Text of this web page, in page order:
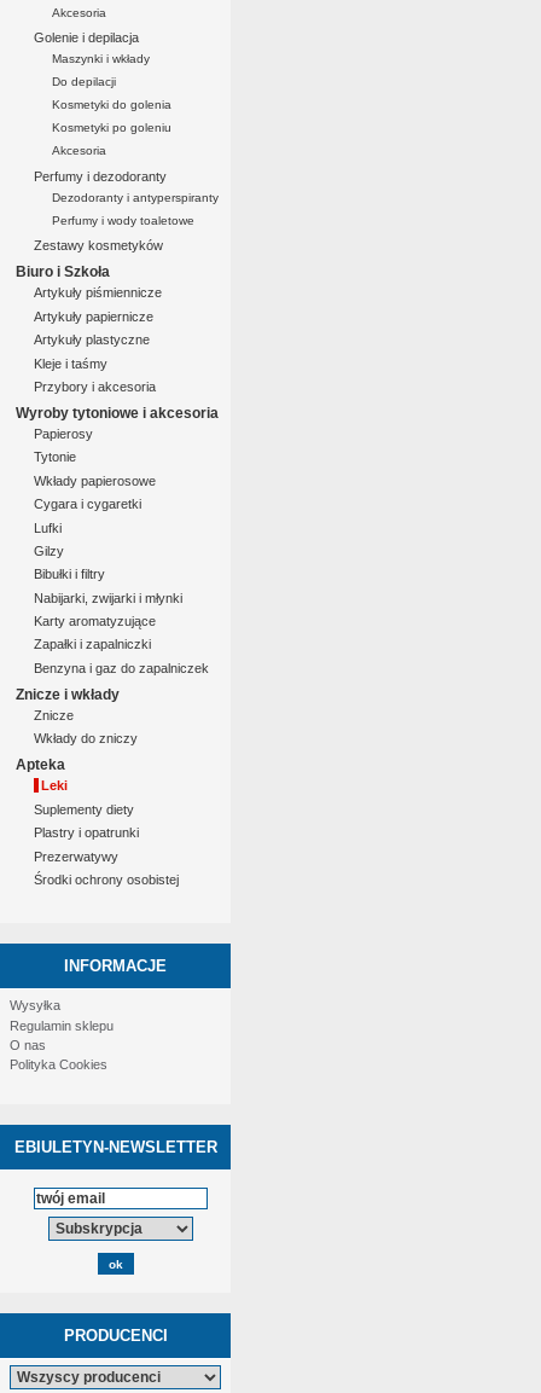
Akcesoria
Golenie i depilacja
Maszynki i wkłady
Do depilacji
Kosmetyki do golenia
Kosmetyki po goleniu
Akcesoria
Perfumy i dezodoranty
Dezodoranty i antyperspiranty
Perfumy i wody toaletowe
Zestawy kosmetyków
Biuro i Szkoła
Artykuły piśmiennicze
Artykuły papiernicze
Artykuły plastyczne
Kleje i taśmy
Przybory i akcesoria
Wyroby tytoniowe i akcesoria
Papierosy
Tytonie
Wkłady papierosowe
Cygara i cygaretki
Lufki
Gilzy
Bibułki i filtry
Nabijarki, zwijarki i młynki
Karty aromatyzujące
Zapałki i zapalniczki
Benzyna i gaz do zapalniczek
Znicze i wkłady
Znicze
Wkłady do zniczy
Apteka
Leki
Suplementy diety
Plastry i opatrunki
Prezerwatywy
Środki ochrony osobistej
INFORMACJE
Wysyłka
Regulamin sklepu
O nas
Polityka Cookies
EBIULETYN-NEWSLETTER
PRODUCENCI